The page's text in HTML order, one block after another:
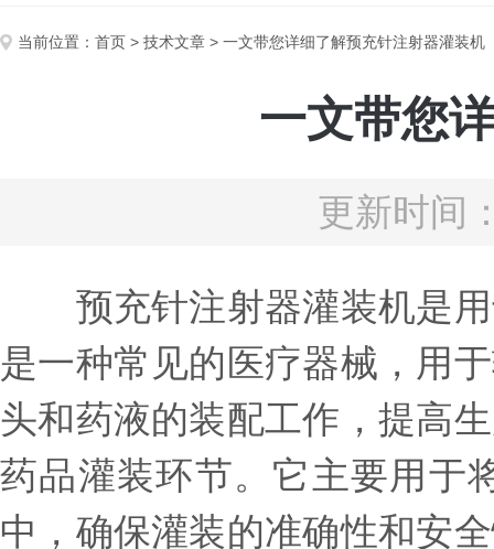
当前位置： 首页 > 技术文章 > 一文带您详细了解预充针注射器灌装机
一文带您
更新时间
预充针注射器灌装机是用
是一种常见的医疗器械，用
头和药液的装配工作，提高
药品灌装环节。它主要用于
中，确保灌装的准确性和安